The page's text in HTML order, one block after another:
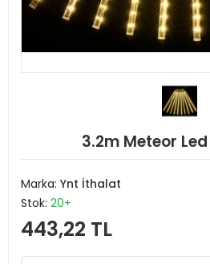
3.2m Meteor Led
Marka: Ynt İthalat
Stok: 20+
443,22 TL